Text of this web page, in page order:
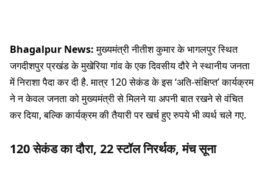
Bhagalpur News:मुख्यमंत्री नीतीश कुमार के भागलपुर स्थित
जगदीशपुर प्रखंड के मुखेरिया गांव के एक दिवसीय दौरे ने स्थानीय जनता
में निराशा पैदा कर दी है. मात्र 120 सेकंड के इस ‘अति-संक्षिप्त’ कार्यक्रम
ने न केवल जनता को मुख्यमंत्री से मिलने या अपनी बात रखने से वंचित
कर दिया, बल्कि कार्यक्रम की तैयारी पर खर्च हुए रुपये भी व्यर्थ चले गए.
120 सेकंड का दौरा, 22 स्टॉल निरर्थक, मंच सूना